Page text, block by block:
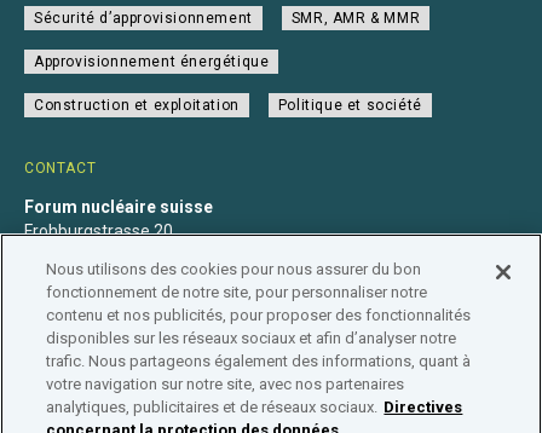
CONTACT
Forum nucléaire suisse
Frohburgstrasse 20
+41 31 560 36 50
info@nuklearforum.ch
Sécurité d’approvisionnement SMR, AMR & MMR
Approvisionnement énergétique
Construction et exploitation Politique et société
Déclaration de confidentialité Impressum Affiliation
Nous utilisons des cookies pour nous assurer du bon
fonctionnement de notre site, pour personnaliser notre
contenu et nos publicités, pour proposer des fonctionnalités
disponibles sur les réseaux sociaux et afin d’analyser notre
trafic. Nous partageons également des informations, quant à
votre navigation sur notre site, avec nos partenaires
analytiques, publicitaires et de réseaux sociaux. Directives